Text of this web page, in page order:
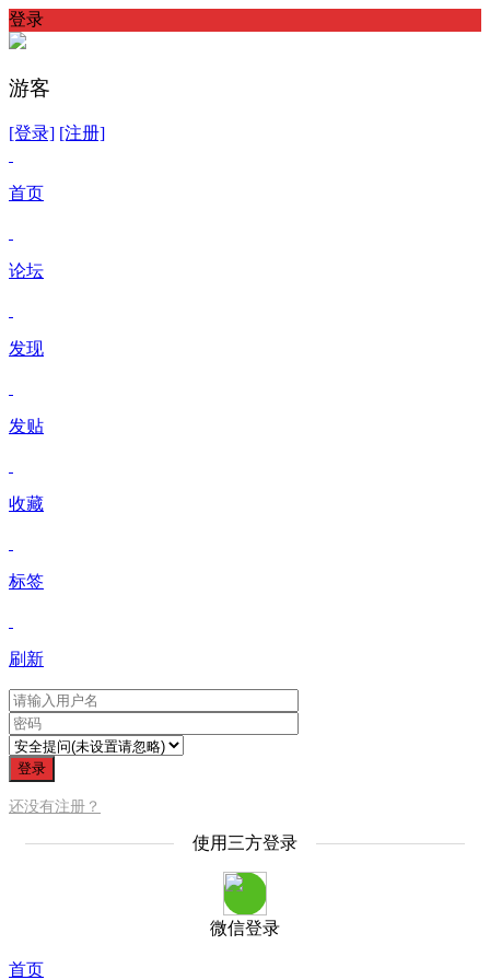
登录
游客
[登录] [注册]
首页
论坛
发现
发贴
收藏
标签
刷新
登录
还没有注册？
使用三方登录
微信登录
首页